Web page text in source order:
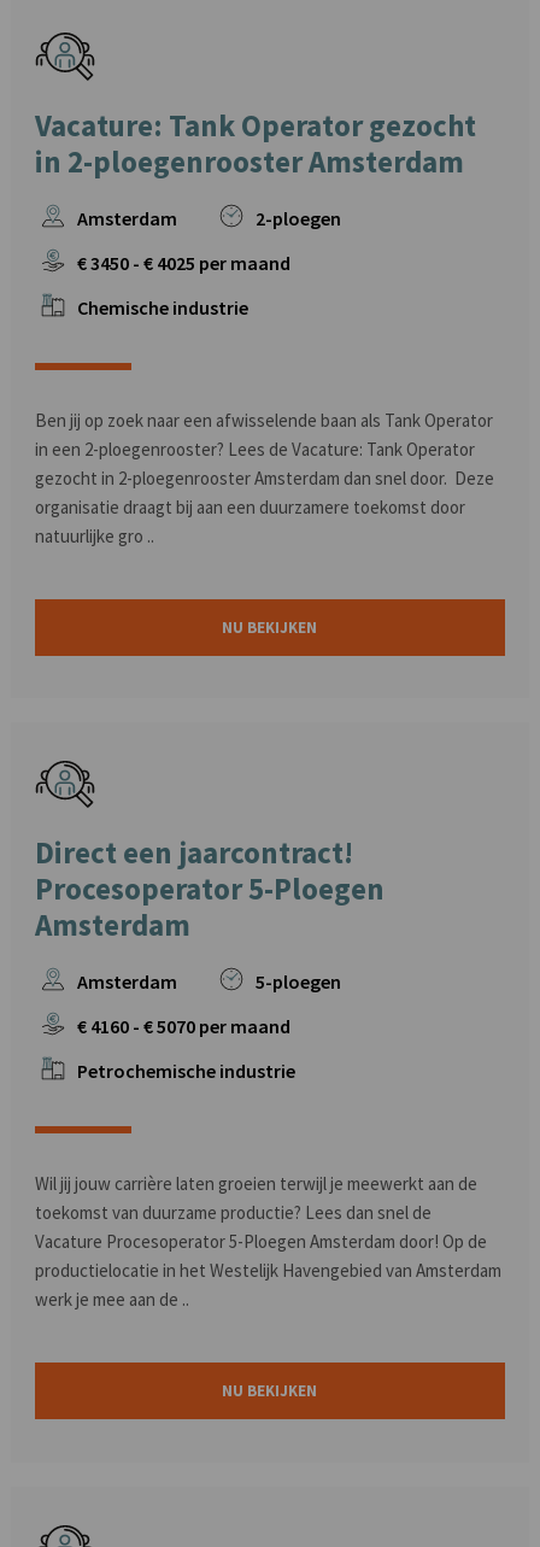
Vacature: Tank Operator gezocht
in 2-ploegenrooster Amsterdam
Amsterdam
2-ploegen
€3450 - € 4025 per maand
Chemische industrie
Ben jij op zoek naar een afwisselende baan als Tank Operator
in een 2-ploegenrooster? Lees de Vacature: Tank Operator
gezocht in 2-ploegenrooster Amsterdam dan snel door. Deze
organisatie draagt bij aan een duurzamere toekomst door
natuurlijke gro ..
NU BEKIJKEN
Direct een jaarcontract!
Procesoperator 5-Ploegen
Amsterdam
Amsterdam
5-ploegen
€ 4160 - €5070 per maand
Petrochemische industrie
Wil jij jouw carrière laten groeien terwijl je meewerkt aan de
toekomst van duurzame productie? Lees dan snel de
Vacature Procesoperator 5-Ploegen Amsterdam door! Op de
productielocatie in het Westelijk Havengebied van Amsterdam
werk je mee aan de ..
NU BEKIJKEN